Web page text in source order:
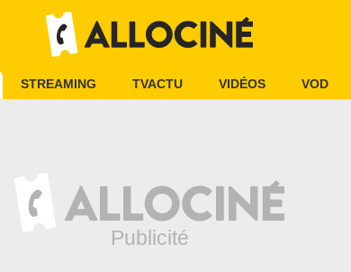
STREAMING TVACTU VIDÉOS VOD